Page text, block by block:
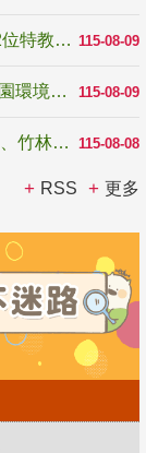
115-08-09
青年百億海外圓夢基金計畫「無礙征途」 12位特教與弱勢青年勇闖西班牙 跨越感官限制見證生命蛻變
115-08-09
國教署補助22縣市積極推動「改善無障礙校園環境計畫」 打造友善、安全、無礙學習空間
115-08-08
青年壯遊點精選夏夜限定避暑提案 漫天蝠影、竹林尋蛙、茶香夜觀 邀青年暮色出發
RSS 更多